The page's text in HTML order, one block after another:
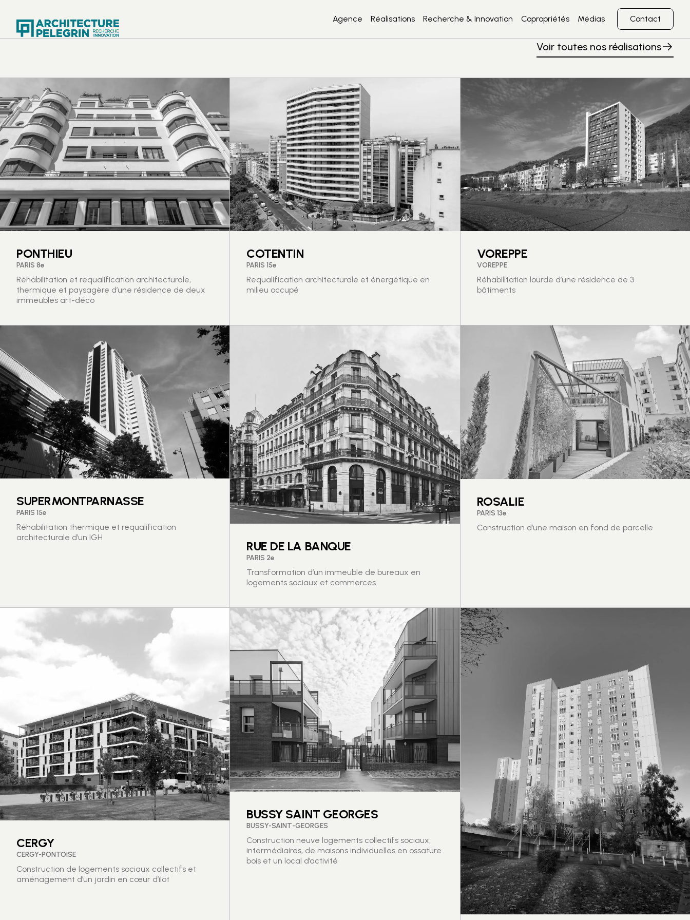
Agence Réalisations Recherche & Innovation Copropriétés Médias Contact
Architecture Pelegrin — agence d'architecture,
Nos réalisations Voir toutes nos réalisations
PONTHIEU
PARIS 8e
Réhabilitation et requalification architecturale,
thermique et paysagère d’une résidence de deux
immeubles art-déco
COTENTIN
PARIS 15e
Requalification architecturale et énergétique en
milieu occupé
VOREPPE
VOREPPE
Réhabilitation lourde d’une résidence de 3
bâtiments
SUPERMONTPARNASSE
PARIS 15e
Réhabilitation thermique et requalification
architecturale d’un IGH
RUE DE LA BANQUE
PARIS 2e
Transformation d’un immeuble de bureaux en
logements sociaux et commerces
ROSALIE
PARIS 13e
Construction d’une maison en fond de parcelle
CERGY
CERGY-PONTOISE
Construction de logements sociaux collectifs et
aménagement d’un jardin en cœur d’ilot
BUSSY SAINT GEORGES
BUSSY-SAINT-GEORGES
Construction neuve logements collectifs sociaux,
intermédiaires, de maisons individuelles en ossature
bois et un local d’activité